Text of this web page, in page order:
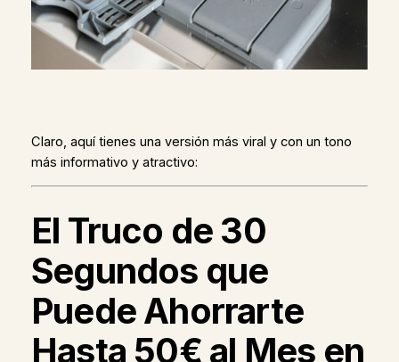
Claro, aquí tienes una versión más viral y con un tono
más informativo y atractivo:
El Truco de 30
Segundos que
Puede Ahorrarte
Hasta 50€ al Mes en